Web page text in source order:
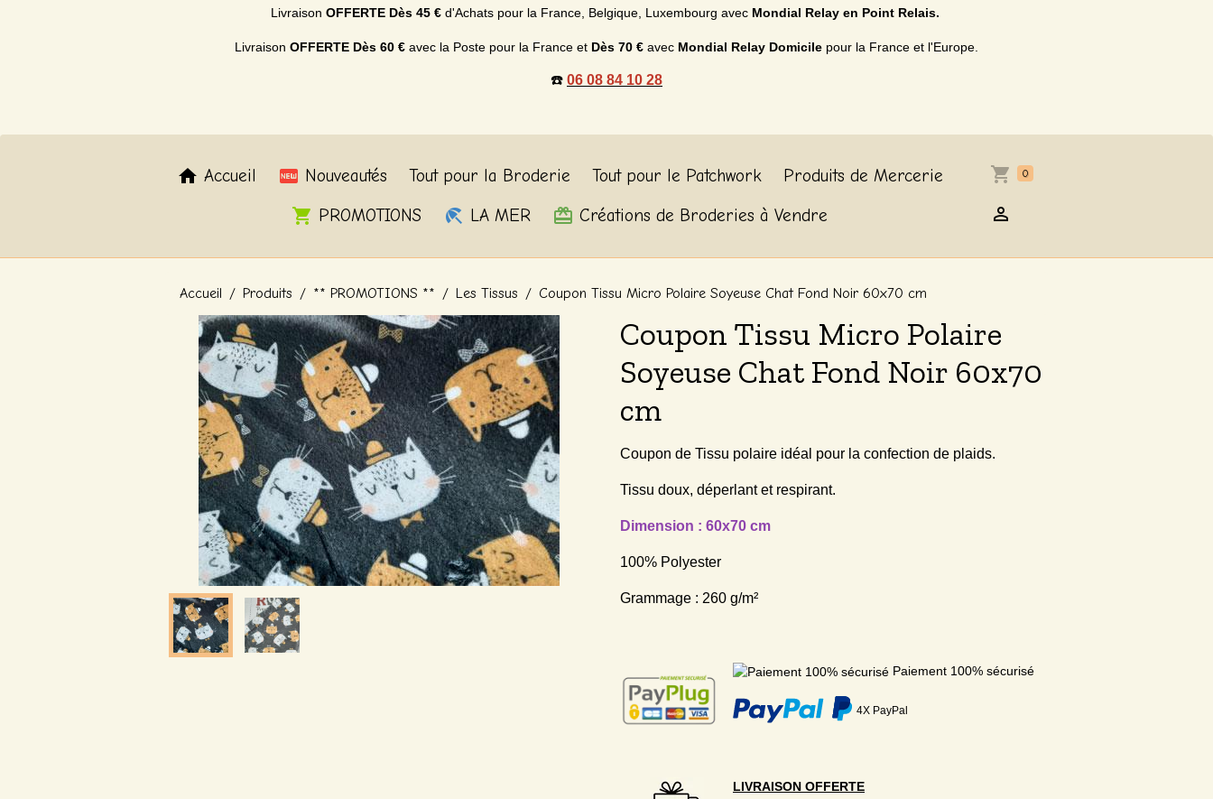
Livraison OFFERTE Dès 45 €d'Achats pour la France, Belgique, Luxembourg avec Mondial Relay en Point Relais.
Livraison OFFERTE Dès 60 € avec la Poste pour la France et Dès 70 € avec Mondial Relay Domicile pour la France et l'Europe.
☎️ 06 08 84 10 28
Accueil Nouveautés Tout pour la Broderie Tout pour le Patchwork
Produits de Mercerie
PROMOTIONS
LA MER Créations de Broderies à Vendre
0
Accueil Produits ** PROMOTIONS ** Les Tissus Coupon Tissu Micro Polaire Soyeuse Chat Fond Noir 60x70 cm
Coupon Tissu Micro Polaire
Soyeuse Chat Fond Noir 60x70
cm
Coupon de Tissu polaire idéal pour la confection de plaids.
Tissu doux, déperlant et respirant.
Dimension : 60x70 cm
100% Polyester
Grammage : 260 g/m²
Paiement 100% sécurisé
4X PayPal
LIVRAISON OFFERTE